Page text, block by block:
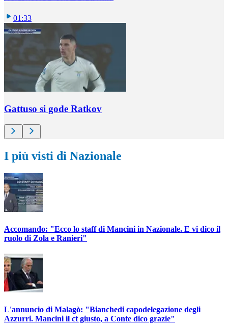
01:33
Gattuso si gode Ratkov
I più visti di Nazionale
Accomando: "Ecco lo staff di Mancini in Nazionale. E vi dico il
ruolo di Zola e Ranieri"
L'annuncio di Malagò: "Bianchedi capodelegazione degli
Azzurri. Mancini il ct giusto, a Conte dico grazie"